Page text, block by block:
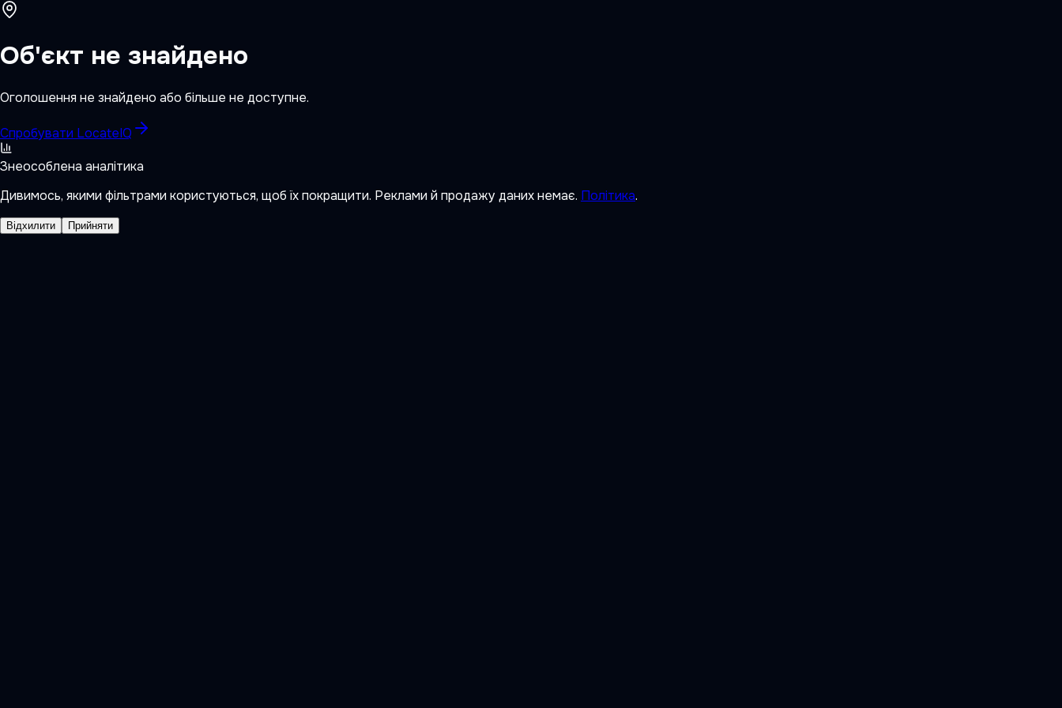
Об'єкт не знайдено
Оголошення не знайдено або більше не доступне.
Спробувати LocateIQ
Знеособлена аналітика
Дивимось, якими фільтрами користуються, щоб їх покращити. Реклами й продажу даних немає. Політика.
Відхилити Прийняти